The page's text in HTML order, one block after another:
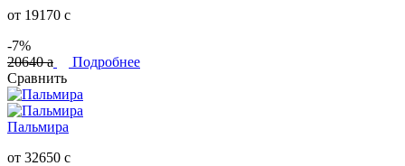
от 19170 c
-7%
20640a
Подробнее
Сравнить
Пальмира
от 32650 c